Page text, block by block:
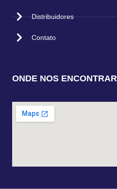
Distribuidores
Contato
ONDE NOS ENCONTRAR